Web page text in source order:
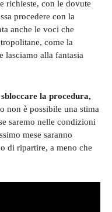
richieste, con le dovute
procedere con la
anche le voci che
come la
lasciamo alla fantasia
la procedura,
non è possibile una stima
saremo nelle condizioni
mese saranno
di ripartire, a meno che